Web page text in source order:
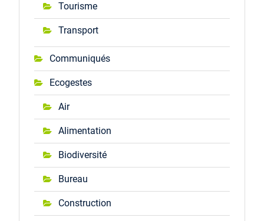
Tourisme
Transport
Communiqués
Ecogestes
Air
Alimentation
Biodiversité
Bureau
Construction